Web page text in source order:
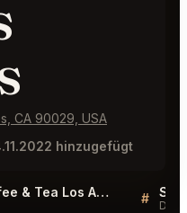
CA 90029, USA
hinzugefügt
Saffy's Coffee & Tea Los Angeles Reviews #